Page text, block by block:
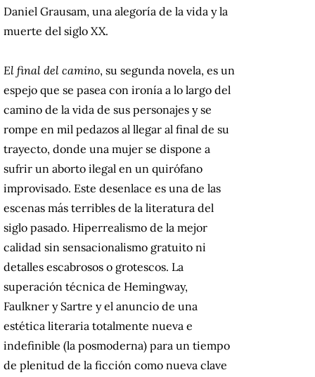
Daniel Grausam, una alegoría de la vida y la
muerte del siglo XX.
El final del camino, su segunda novela, es un
espejo que se pasea con ironía a lo largo del
camino de la vida de sus personajes y se
rompe en mil pedazos al llegar al final de su
trayecto, donde una mujer se dispone a
sufrir un aborto ilegal en un quirófano
improvisado. Este desenlace es una de las
escenas más terribles de la literatura del
siglo pasado. Hiperrealismo de la mejor
calidad sin sensacionalismo gratuito ni
detalles escabrosos o grotescos. La
superación técnica de Hemingway,
Faulkner y Sartre y el anuncio de una
estética literaria totalmente nueva e
indefinible (la posmoderna) para un tiempo
de plenitud de la ficción como nueva clave